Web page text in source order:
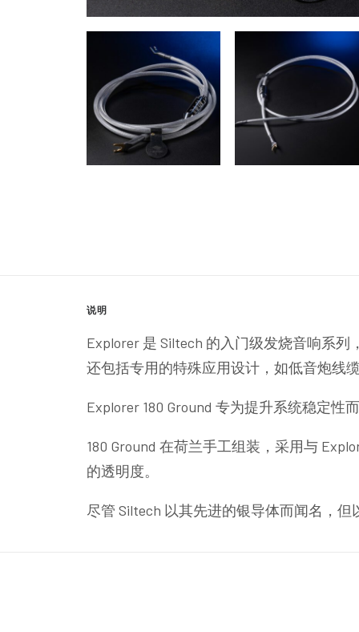
说明
Explorer 是 Siltech 的入门级发烧音响系
还包括专用的特殊应用设计，如低音炮线
Explorer 180 Ground 专为提升系统稳定
180 Ground 在荷兰手工组装，采用与
的透明度。
尽管 Siltech 以其先进的银导体而闻名，